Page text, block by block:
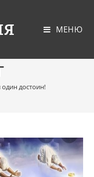
МЕНЮ
достоин!